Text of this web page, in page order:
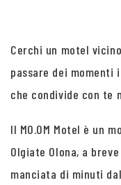
Cerchi un motel
passare dei momenti
che condivide con te
Il MO.OM Motel è un
Olgiate Olona, a
manciata di minuti